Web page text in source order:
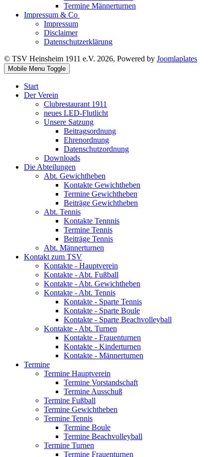
Termine Männerturnen
Impressum & Co
Impressum
Disclaimer
Datenschutzerklärung
© TSV Heinsheim 1911 e.V. 2026, Powered by Joomlaplates
Mobile Menu Toggle
Start
Der Verein
Clubrestaurant 1911
neues LED-Flutlicht
Unsere Satzung
Beitragsordnung
Ehrenordnung
Datenschutzordnung
Downloads
Die Abteilungen
Abt. Gewichtheben
Kontakte Gewichtheben
Termine Gewichtheben
Beiträge Gewichtheben
Abt. Tennis
Kontakte Tennnis
Termine Tennis
Beiträge Tennis
Abt. Männerturnen
Kontakt zum TSV
Kontakte - Hauptverein
Kontakte - Abt. Fußball
Kontakte - Abt. Gewichtheben
Kontakte - Abt. Tennis
Kontakte - Sparte Tennis
Kontakte - Sparte Boule
Kontakte - Sparte Beachvolleyball
Kontakte - Abt. Turnen
Kontakte - Frauenturnen
Kontakte - Kinderturnen
Kontakte - Männerturnen
Termine
Termine Hauptverein
Termine Vorstandschaft
Termine Ausschuß
Termine Fußball
Termine Gewichtheben
Termine Tennis
Termine Boule
Termine Beachvolleyball
Termine Turnen
Termine Frauenturnen